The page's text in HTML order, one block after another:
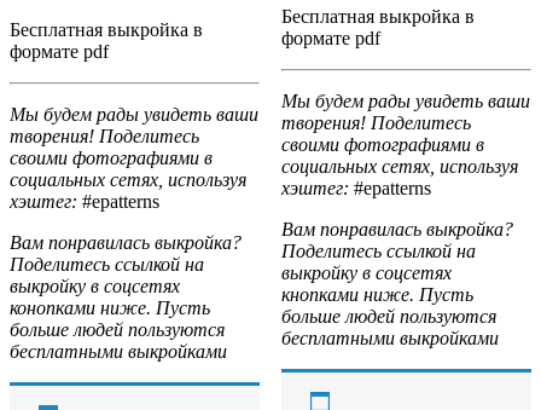
Бесплатная выкройка в
формате pdf
Мы будем рады увидеть ваши
творения! Поделитесь
своими фотографиями в
социальных сетях, используя
хэштег: #epatterns
Вам понравилась выкройка?
Поделитесь ссылкой на
выкройку в соцсетях
конопками ниже. Пусть
больше людей пользуются
бесплатными выкройками
Бесплатная выкройка в
формате pdf
Мы будем рады увидеть ваши
творения! Поделитесь
своими фотографиями в
социальных сетях, используя
хэштег: #epatterns
Вам понравилась выкройка?
Поделитесь ссылкой на
выкройку в соцсетях
кнопками ниже. Пусть
больше людей пользуются
бесплатными выкройками